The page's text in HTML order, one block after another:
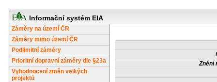
Informační systém EIA
Záměry na území ČR
Záměry mimo území ČR
Podlimitní záměry
Prioritní dopravní záměry dle §23a
Vyhodnocení změn velkých
projektů
Znění